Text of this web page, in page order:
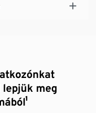
lepjük meg